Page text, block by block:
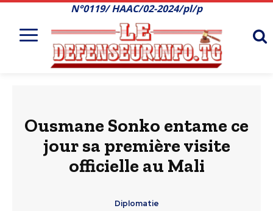
N°0119/ HAAC/02-2024/pl/p
Ousmane Sonko entame ce
jour sa première visite
officielle au Mali
Diplomatie